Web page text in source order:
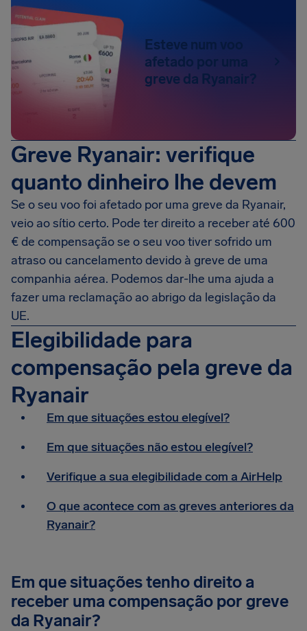
Esteve num voo
afetado por uma
greve da Ryanair?
Greve Ryanair: verifique
quanto dinheiro lhe devem
Se o seu voo foi afetado por uma greve da Ryanair,
veio ao sítio certo. Pode ter direito a receber até 600
€ de compensação se o seu voo tiver sofrido um
atraso ou cancelamento devido à greve de uma
companhia aérea. Podemos dar-lhe uma ajuda a
fazer uma reclamação ao abrigo da legislação da
UE.
Elegibilidade para
compensação pela greve da
Ryanair
Em que situações estou elegível?
Em que situações não estou elegível?
Verifique a sua elegibilidade com a AirHelp
O que acontece com as greves anteriores da
Ryanair?
Em que situações tenho direito a
receber uma compensação por greve
da Ryanair?